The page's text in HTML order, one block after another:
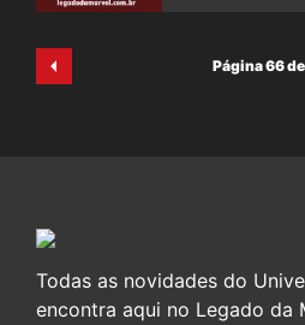
Página 66
Todas as novidades do
encontra aqui no Legado da